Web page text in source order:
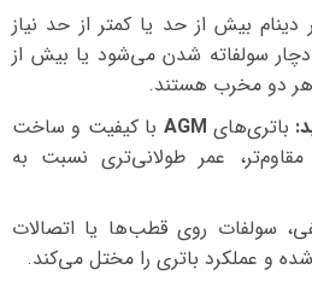
دینام بیش از حد یا کمتر از حد نیاز
دچار سولفاته شدن می‌شود یا بیش از
دو مخرب هستند.
باتری‌های AGM با کیفیت و ساخت
مقاوم‌تر، عمر طولانی‌تری نسبت به
سولفات روی قطب‌ها یا اتصالات
و عملکرد باتری را مختل می‌کند.